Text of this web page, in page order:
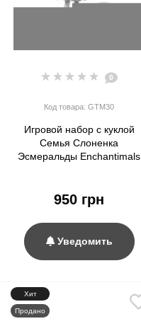
0
Код товара: GTM30
Игровой набор с куклой
Семья Слоненка
Эсмеральды Enchantimals
950 грн
Уведомить
Хит
Продано